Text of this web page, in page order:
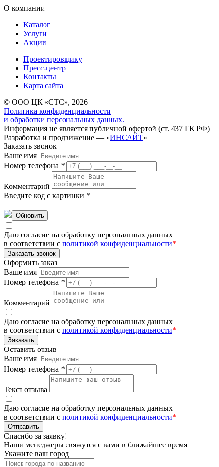
О компании
Каталог
Услуги
Акции
Проектировщику
Пресс-центр
Контакты
Карта сайта
© ООО ЦК «СТС», 2026
Политика конфиденциальности
и обработки персональных данных.
Информация не является публичной офертой (ст. 437 ГК РФ)
Разработка и продвижение — «ИНСАЙТ»
Заказать звонок
Ваше имя
Номер телефона *
Комментарий
Введите код с картинки *
Обновить
Даю согласие на обработку персональных данных
в соответствии с политикой конфиденциальности*
Заказать звонок
Оформить заказ
Ваше имя
Номер телефона *
Комментарий
Даю согласие на обработку персональных данных
в соответствии с политикой конфиденциальности*
Заказать
Оставить отзыв
Ваше имя
Номер телефона *
Текст отзыва
Даю согласие на обработку персональных данных
в соответствии с политикой конфиденциальности*
Отправить
Спасибо за заявку!
Наши менеджеры свяжутся с вами в ближайшее время
Укажите ваш город